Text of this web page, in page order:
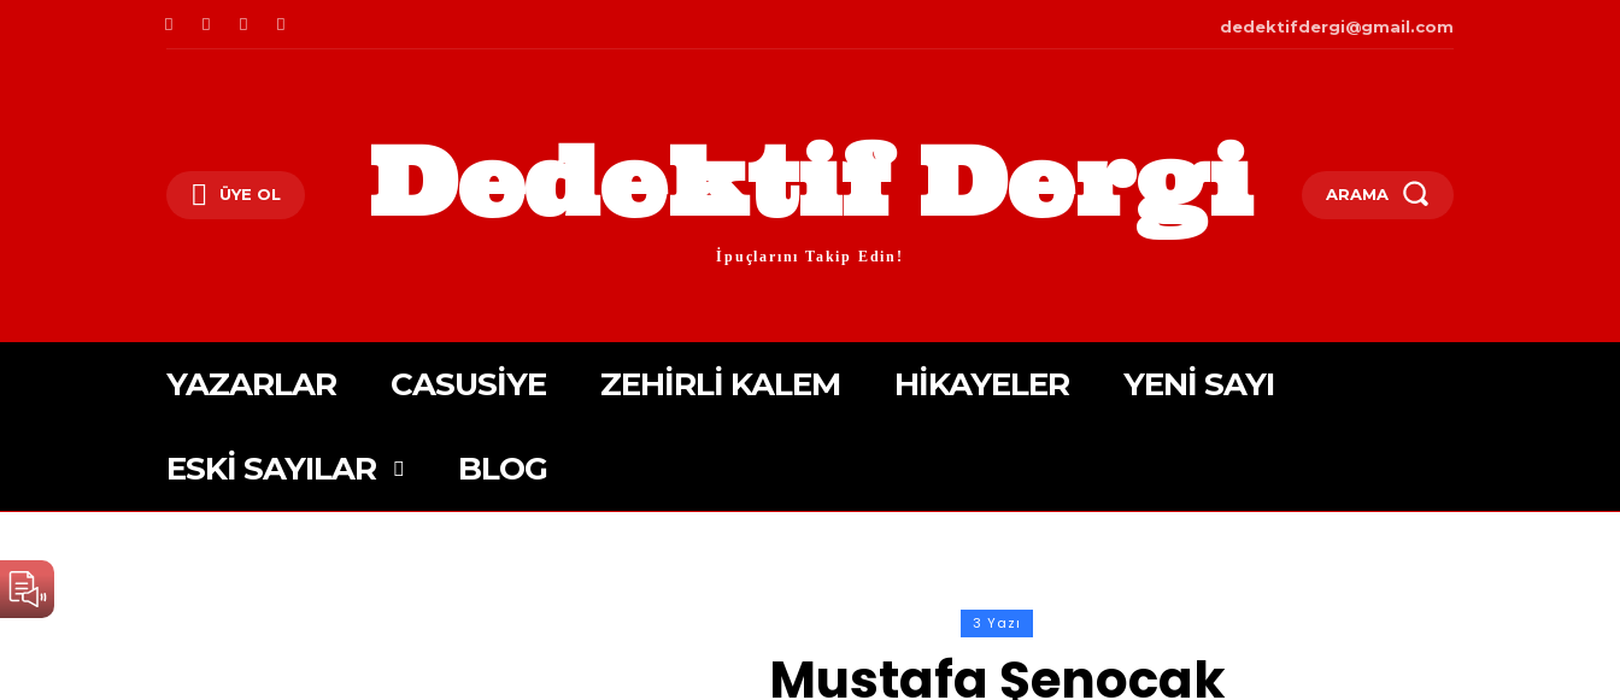
dedektifdergi@gmail.com
ÜYE OL Dedektif Dergi
İpuçlarını Takip Edin!
ARAMA
YAZARLAR CASUSIYE ZEHIRLI KALEM HIKAYELER YENI SAYI
ESKI SAYILAR BLOG
3 Yazı
Mustafa Şenocak